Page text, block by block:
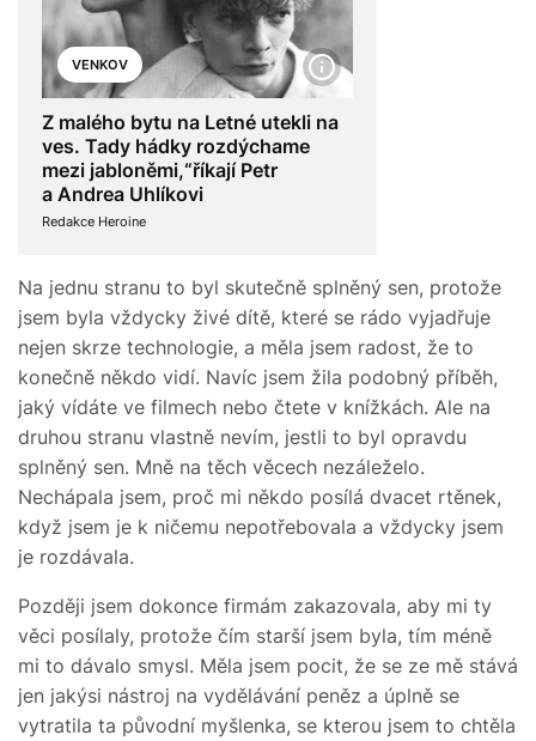
VENKOV
Z malého bytu na Letné utekli na
ves. Tady hádky rozdýchame
mezi jabloněmi,“říkají Petr
a Andrea Uhlíkovi
Redakce Heroine
Na jednu stranu to byl skutečně splněný sen, protože
jsem byla vždycky živé dítě, které se rádo vyjadřuje
nejen skrze technologie, a měla jsem radost, že to
konečně někdo vidí. Navíc jsem žila podobný příběh,
jaký vídáte ve filmech nebo čtete v knížkách. Ale na
druhou stranu vlastně nevím, jestli to byl opravdu
splněný sen. Mně na těch věcech nezáleželo.
Nechápala jsem, proč mi někdo posílá dvacet rtěnek,
když jsem je k ničemu nepotřebovala a vždycky jsem
je rozdávala.
Později jsem dokonce firmám zakazovala, aby mi ty
věci posílaly, protože čím starší jsem byla, tím méně
mi to dávalo smysl. Měla jsem pocit, že se ze mě stává
jen jakýsi nástroj na vydělávání peněz a úplně se
vytratila ta původní myšlenka, se kterou jsem to chtěla